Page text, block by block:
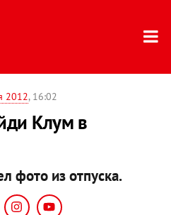
2012, 16:02
Клум в
фото из отпуска.